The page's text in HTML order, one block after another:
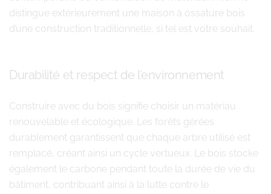
distingue extérieurement une maison à ossature bois
d’une construction traditionnelle, si tel est votre souhait.
Durabilité et respect de l’environnement
Construire avec du bois signifie choisir un matériau
renouvelable et écologique. Les forêts gérées
durablement garantissent que chaque arbre utilisé est
remplacé, créant ainsi un cycle vertueux. Le bois stocke
également le carbone pendant toute la durée de vie du
bâtiment, contribuant ainsi à la lutte contre le